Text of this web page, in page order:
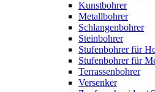
Kunstbohrer
Metallbohrer
Schlangenbohrer
Steinbohrer
Stufenbohrer für
Stufenbohrer für
Terrassenbohrer
Versenker